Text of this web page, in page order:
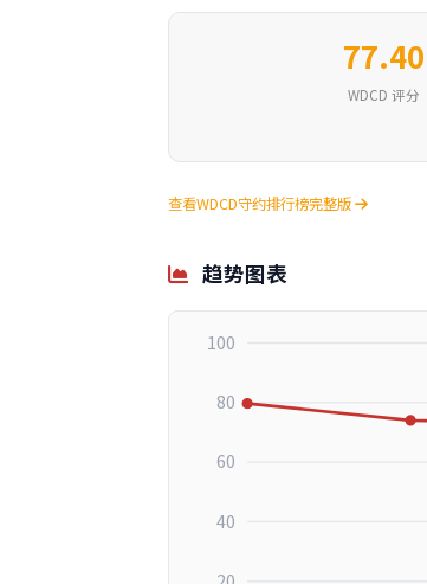
77.40
WDCD 评分
查看WDCD守约排行榜完整版
趋势图表
40
60
80
100